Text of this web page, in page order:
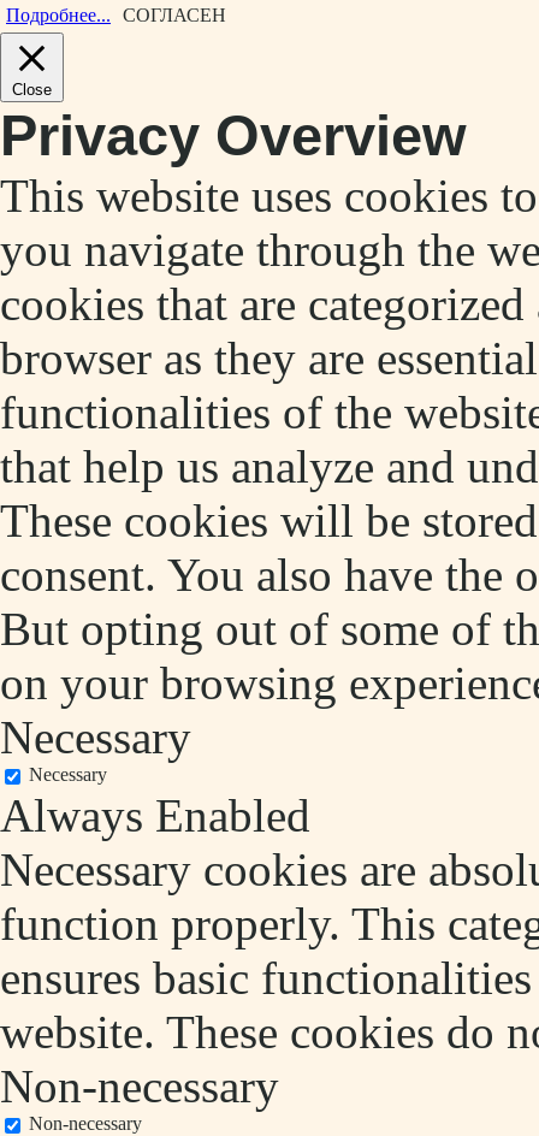
Подробнее... СОГЛАСЕН
Close
Privacy Overview
This website uses cookies
you navigate through the
cookies that are
browser as they are
functionalities of the
that help us analyze and
These cookies will be
consent. You also have the
But opting out of some of
on your browsing
Necessary
Necessary
Always Enabled
Necessary cookies are
function properly. This
ensures basic
website. These cookies do
Non-necessary
Non-necessary